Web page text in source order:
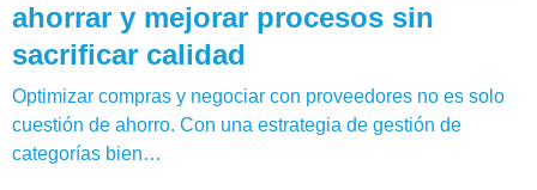
ahorrar y mejorar procesos sin
sacrificar calidad
Optimizar compras y negociar con proveedores no es solo
cuestión de ahorro. Con una estrategia de gestión de
categorías bien…